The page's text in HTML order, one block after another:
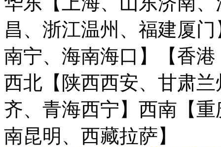
昌、浙江温州、福建厦门
南宁、海南海口】
【香
西北【陕西西安、甘肃
齐、青海西宁】 西南【
南昆明、西藏拉萨】